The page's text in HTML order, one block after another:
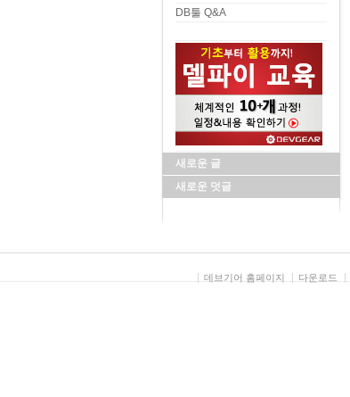
DB툴 Q&A
새로운 글
새로운 덧글
데브기어 홈페이지 다운로드